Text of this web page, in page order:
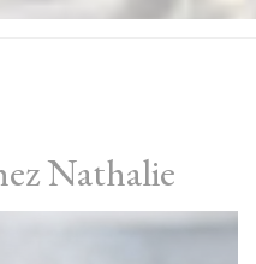
Nathalie